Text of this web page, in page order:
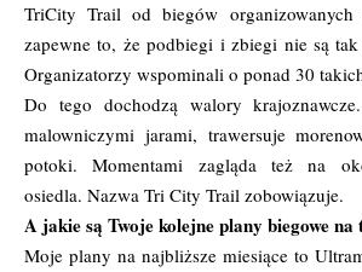
TriCity Trail od biegów
zapewne to, że podbiegi i zbiegi nie są
Organizatorzy wspominali o ponad 30
Do tego dochodzą walory
malowniczymi jarami, trawersuje
potoki. Momentami zagląda też na
osiedla. Nazwa Tri City Trail zobowiązuje.
A jakie są Twoje kolejne plany biegowe na
Moje plany na najbliższe miesiące to